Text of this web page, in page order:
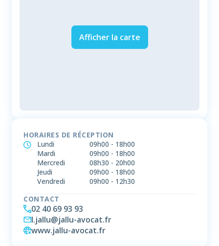
Afficher la carte
HORAIRES DE RÉCEPTION
Lundi
09h00 - 18h00
Mardi
09h00 - 18h00
Mercredi
08h30 - 20h00
Jeudi
09h00 - 18h00
Vendredi
09h00 - 12h30
CONTACT
02 40 69 93 93
l.jallu@jallu-avocat.fr
www.jallu-avocat.fr